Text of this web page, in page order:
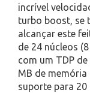
incrível
turbo boost, se
alcançar este
de 24 núcleos
com um TDP
MB de memória
suporte para 20